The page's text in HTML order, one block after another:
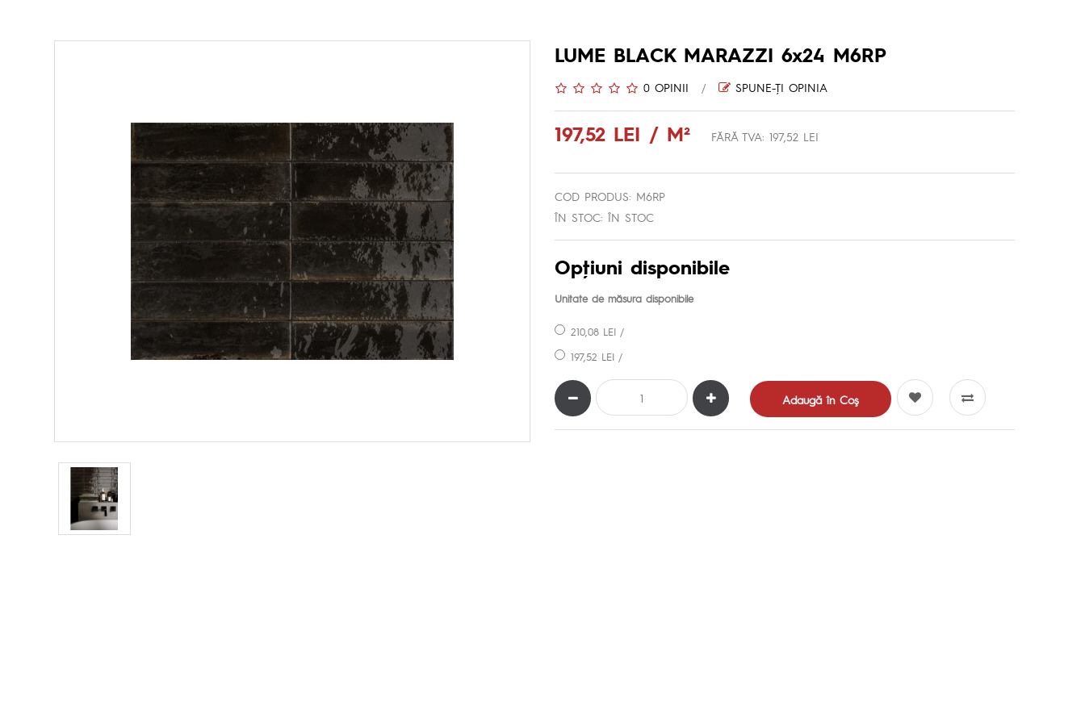
LUME BLACK MARAZZI 6x24 M6RP
0 OPINII / SPUNE-ŢI OPINIA
197,52 LEI / M² FĂRĂ TVA: 197,52 LEI
COD PRODUS: M6RP
ÎN STOC: ÎN STOC
Opţiuni disponibile
Unitate de măsura disponibile
210,08 LEI /
197,52 LEI /
Adaugă în Coş